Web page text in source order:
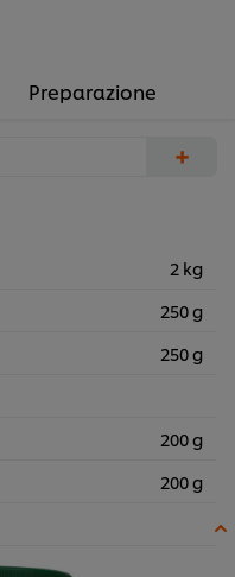
Preparazione
+
2 kg
250 g
250 g
200 g
200 g